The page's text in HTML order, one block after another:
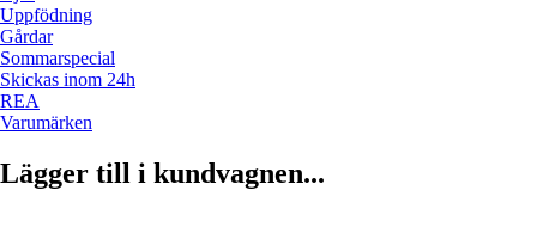
Uppfödning
Gårdar
Sommarspecial
Skickas inom 24h
REA
Varumärken
Lägger till i kundvagnen...